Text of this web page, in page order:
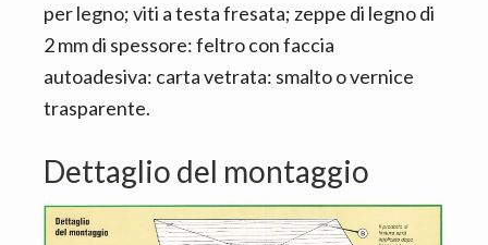
per legno; viti a testa fresata; zeppe di legno di
2 mm di spessore: feltro con faccia
autoadesiva: carta vetrata: smalto o vernice
trasparente.
Dettaglio del montaggio